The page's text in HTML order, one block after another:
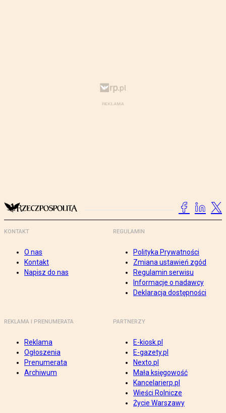
KONTAKT
O nas
Kontakt
Napisz do nas
REGULAMIN
Polityka Prywatności
Zmiana ustawień zgód
Regulamin serwisu
Informacje o nadawcy
Deklaracja dostępności
REKLAMA I PRENUMERATA
Reklama
Ogłoszenia
Prenumerata
Archiwum
PARTNERZY
E-kiosk.pl
E-gazety.pl
Nexto.pl
Mała księgowość
Kancelarierp.pl
Wieści Rolnicze
Życie Warszawy